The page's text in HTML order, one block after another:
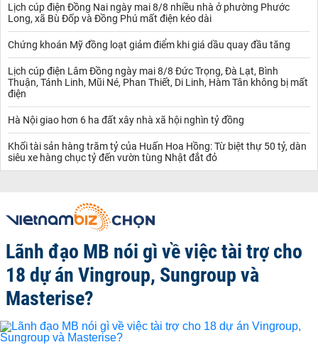
Lịch cúp điện Đồng Nai ngày mai 8/8 nhiều nhà ở phường Phước
Long, xã Bù Đốp và Đồng Phú mất điện kéo dài
Chứng khoán Mỹ đồng loạt giảm điểm khi giá dầu quay đầu tăng
Lịch cúp điện Lâm Đồng ngày mai 8/8 Đức Trọng, Đà Lạt, Bình
Thuận, Tánh Linh, Mũi Né, Phan Thiết, Di Linh, Hàm Tân không bị mất
điện
Hà Nội giao hơn 6 ha đất xây nhà xã hội nghìn tỷ đồng
Khối tài sản hàng trăm tỷ của Huấn Hoa Hồng: Từ biệt thự 50 tỷ, dàn
siêu xe hàng chục tỷ đến vườn tùng Nhật đắt đỏ
Lãnh đạo MB nói gì về việc tài trợ cho
18 dự án Vingroup, Sungroup và
Masterise?